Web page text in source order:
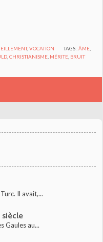
Il avait,...
siècle
Gaules au...
,VOCATION TAGS :ÂME
,CHRISTIANISME MÉRITE BRUIT